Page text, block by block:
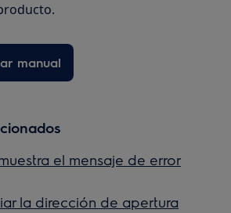
manual
el mensaje de error
la dirección de apertura